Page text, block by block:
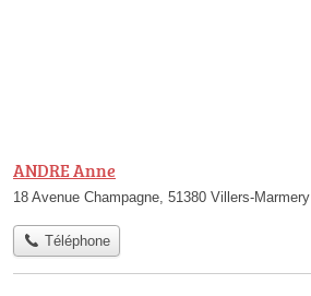
ANDRE Anne
18 Avenue Champagne, 51380 Villers-Marmery
Téléphone